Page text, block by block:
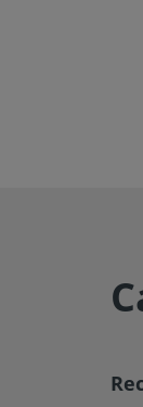
El conector
Inicie la sesión